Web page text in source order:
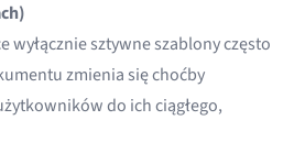
wyłącznie sztywne szablony często
zmienia się choćby
do ich ciągłego,